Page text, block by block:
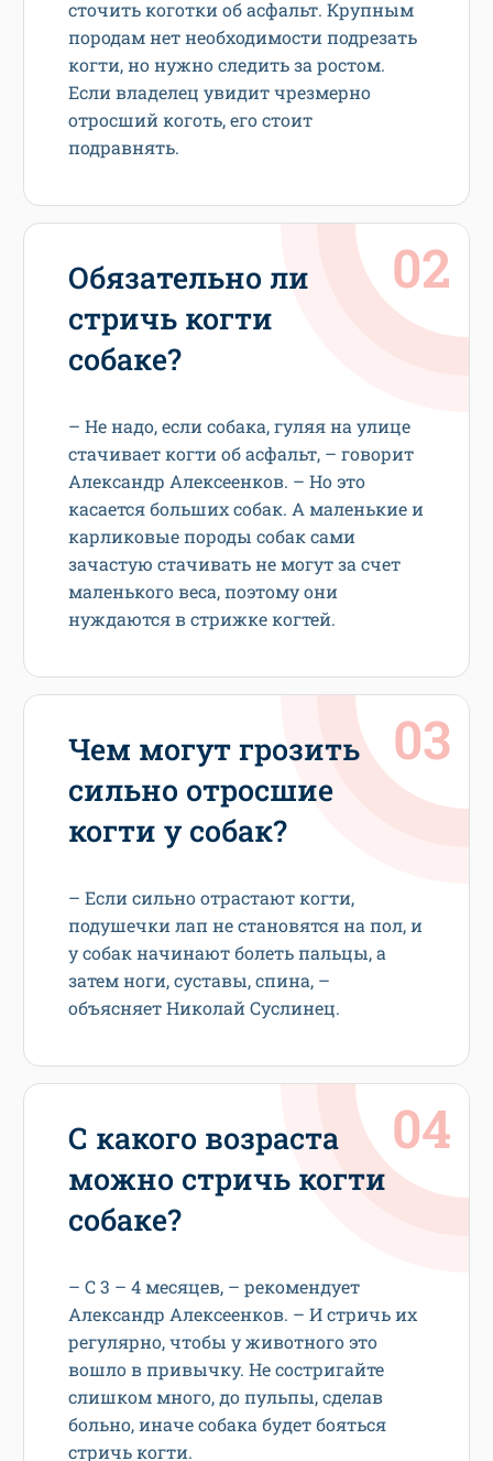
сточить коготки об асфальт. Крупным
породам нет необходимости подрезать
когти, но нужно следить за ростом.
Если владелец увидит чрезмерно
отросший коготь, его стоит
подравнять.
Обязательно ли
стричь когти
собаке?
– Не надо, если собака, гуляя на улице
стачивает когти об асфальт, – говорит
Александр Алексеенков. – Но это
касается больших собак. А маленькие и
карликовые породы собак сами
зачастую стачивать не могут за счет
маленького веса, поэтому они
нуждаются в стрижке когтей.
Чем могут грозить
сильно отросшие
когти у собак?
– Если сильно отрастают когти,
подушечки лап не становятся на пол, и
у собак начинают болеть пальцы, а
затем ноги, суставы, спина, –
объясняет Николай Суслинец.
С какого возраста
можно стричь когти
собаке?
– С 3 – 4 месяцев, – рекомендует
Александр Алексеенков. – И стричь их
регулярно, чтобы у животного это
вошло в привычку. Не состригайте
слишком много, до пульпы, сделав
больно, иначе собака будет бояться
стричь когти.